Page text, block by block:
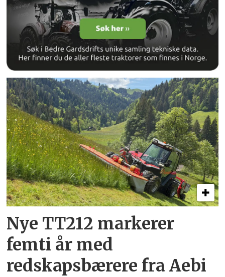
Nye TT212 markerer
femti år­ med
redskapsbærere fra Aebi